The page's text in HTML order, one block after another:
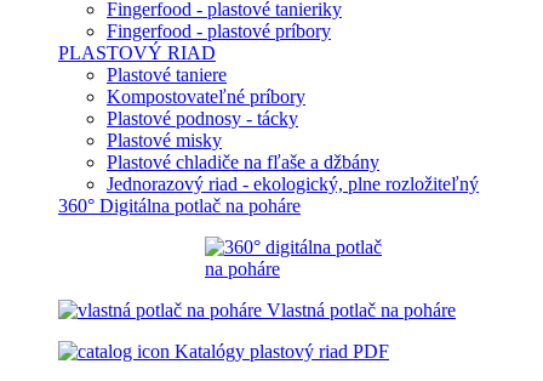
Fingerfood - plastové tanieriky
Fingerfood - plastové príbory
PLASTOVÝ RIAD
Plastové taniere
Kompostovateľné príbory
Plastové podnosy - tácky
Plastové misky
Plastové chladiče na fľaše a džbány
Jednorazový riad - ekologický, plne rozložiteľný
360° Digitálna potlač na poháre
Vlastná potlač na poháre
Katalógy plastový riad PDF